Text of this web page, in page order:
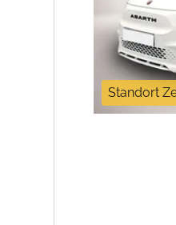
Standort